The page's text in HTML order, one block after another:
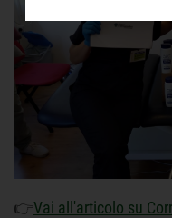
👉Vai all'articolo su